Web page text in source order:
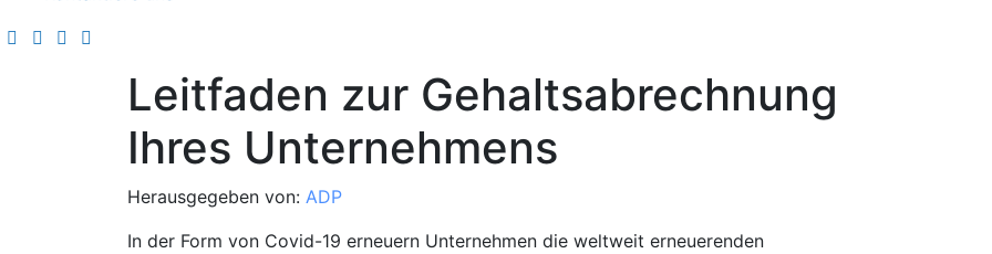
Leitfaden zur Gehaltsabrechnung
Ihres Unternehmens
Herausgegeben von: ADP
In der Form von Covid-19 erneuern Unternehmen die weltweit erneuerenden